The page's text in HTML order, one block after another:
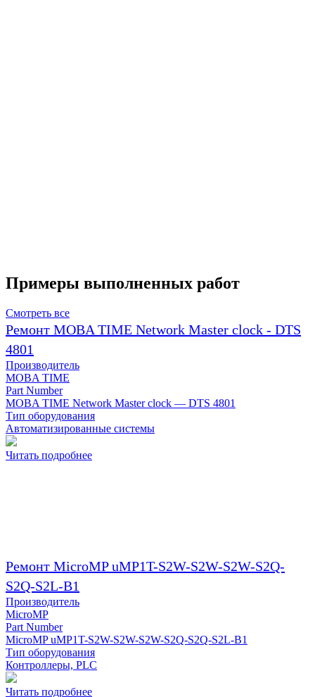
Примеры выполненных работ
Смотреть все
Ремонт MOBA TIME Network Master clock - DTS
4801
Производитель
MOBA TIME
Part Number
MOBA TIME Network Master clock — DTS 4801
Тип оборудования
Автоматизированные системы
Читать подробнее
Ремонт MicroMP uMP1T-S2W-S2W-S2W-S2Q-
S2Q-S2L-B1
Производитель
MicroMP
Part Number
MicroMP uMP1T-S2W-S2W-S2W-S2Q-S2Q-S2L-B1
Тип оборудования
Контроллеры, PLC
Читать подробнее